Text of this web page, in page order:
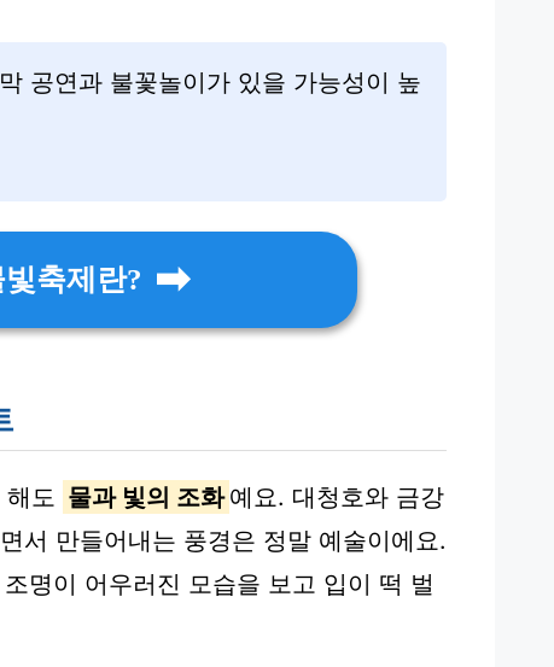
공연과 불꽃놀이가 있을 가능성이 높
축제란?
도 물과 빛의 조화 예요. 대청호와 금강
서 만들어내는 풍경은 정말 예술이에요.
명이 어우러진 모습을 보고 입이 떡 벌